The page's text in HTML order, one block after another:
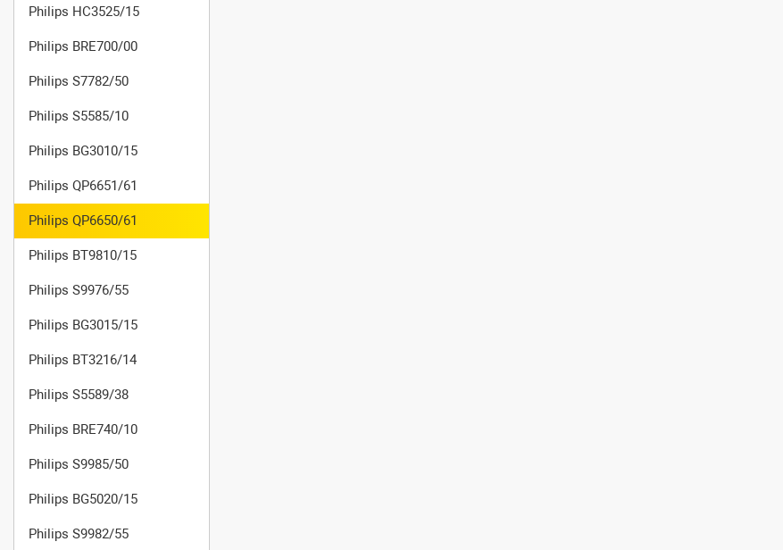
Philips HC3525/15
Philips BRE700/00
Philips S7782/50
Philips S5585/10
Philips BG3010/15
Philips QP6651/61
Philips QP6650/61
Philips BT9810/15
Philips S9976/55
Philips BG3015/15
Philips BT3216/14
Philips S5589/38
Philips BRE740/10
Philips S9985/50
Philips BG5020/15
Philips S9982/55